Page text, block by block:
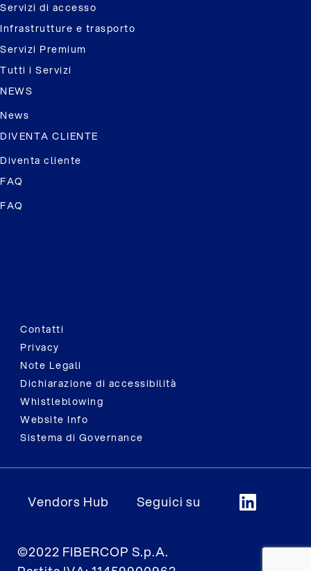
Servizi di accesso
Infrastrutture e trasporto
Servizi Premium
Tutti i Servizi
NEWS
News
DIVENTA CLIENTE
Diventa cliente
FAQ
FAQ
Contatti
Privacy
Note Legali
Dichiarazione di accessibilità
Whistleblowing
Website Info
Sistema di Governance
Vendors Hub Seguici su
©2022 FIBERCOP S.p.A.